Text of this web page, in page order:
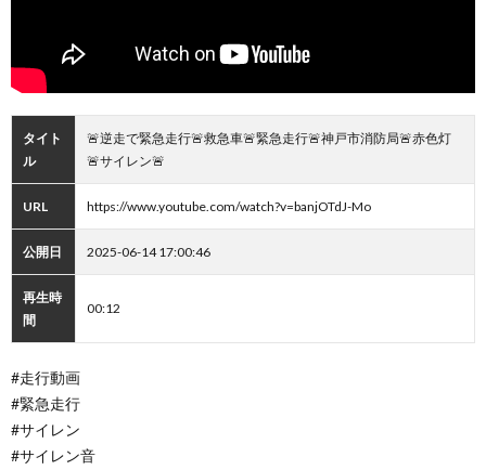
タイト
ル
🚨逆走で緊急走行🚨救急車🚨緊急走行🚨神戸市消防局🚨赤色灯
🚨サイレン🚨
URL https://www.youtube.com/watch?v=banjOTdJ-Mo
公開日 2025-06-14 17:00:46
再生時
間
00:12
#走行動画
#緊急走行
#サイレン
#サイレン音